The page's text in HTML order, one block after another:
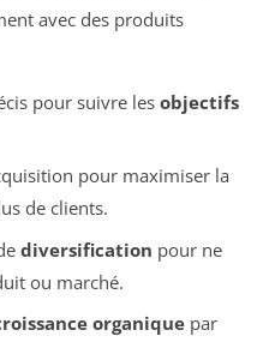
avec des produits
pour suivre les objectifs
pour maximiser la
de clients.
diversification pour ne
ou marché.
organiquepar